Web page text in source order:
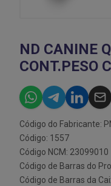
ND CANINE
CONT.PESO
Código do Fabricante:
Código: 1557
Código NCM: 23099010
Código de Barras do
Código de Barras da